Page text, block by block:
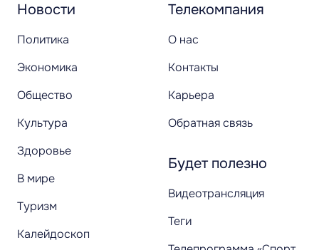
Новости
Политика
Экономика
Общество
Культура
Здоровье
В мире
Туризм
Калейдоскоп
Телекомпания
О нас
Контакты
Карьера
Обратная связь
Будет полезно
Видеотрансляция
Теги